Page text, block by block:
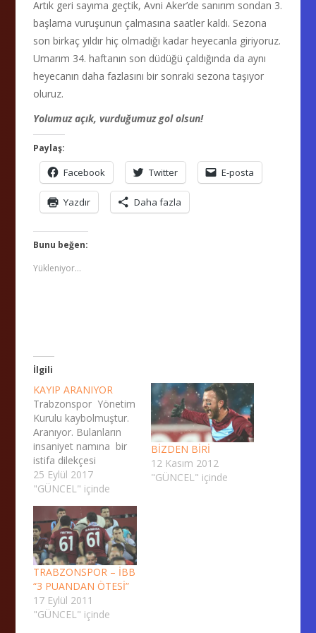
Artık geri sayıma geçtik, Avni Aker’de sanırım sondan 3.
başlama vuruşunun çalmasına saatler kaldı. Sezona
son birkaç yıldır hiç olmadığı kadar heyecanla giriyoruz.
Umarım 34. haftanın son düdüğü çaldığında da aynı
heyecanın daha fazlasını bir sonraki sezona taşıyor
oluruz.
Yolumuz açık, vurduğumuz gol olsun!
Paylaş:
Facebook Twitter E-posta
Yazdır Daha fazla
Bunu beğen:
Yükleniyor...
İlgili
KAYIP ARANIYOR
Trabzonspor Yönetim
Kurulu kaybolmuştur.
Aranıyor. Bulanların
insaniyet namına bir
istifa dilekçesi
imzalatması rica
olunur. Trabzonspor
tribünlerinde bir mafya
liderine mesaj
gönderiliyor. Ses yok.
Taraftar tepki
gösteriyor; o mesajı
gönderen tribün
grubunun lideri mesajı
gönderenin ağzından
sağ-sol muhabbeti
25 Eylül 2017
"GÜNCEL" içinde
BİZDEN BİRİ
12 Kasım 2012
"GÜNCEL" içinde
TRABZONSPOR – İBB
“3 PUANDAN ÖTESİ”
17 Eylül 2011
"GÜNCEL" içinde